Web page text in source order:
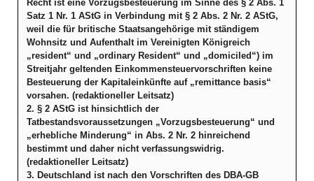
Recht ist eine Vorzugsbesteuerung im Sinne des § 2 Abs. 1
Satz 1 Nr. 1 AStG in Verbindung mit § 2 Abs. 2 Nr. 2 AStG,
weil die für britische Staatsangehörige mit ständigem
Wohnsitz und Aufenthalt im Vereinigten Königreich
„resident“ und „ordinary Resident“ und „domiciled“) im
Streitjahr geltenden Einkommensteuervorschriften keine
Besteuerung der Kapitaleinkünfte auf „remittance basis“
vorsahen. (redaktioneller Leitsatz)
2. § 2 AStG ist hinsichtlich der
Tatbestandsvoraussetzungen „Vorzugsbesteuerung“ und
„erhebliche Minderung“ in Abs. 2 Nr. 2 hinreichend
bestimmt und daher nicht verfassungswidrig.
(redaktioneller Leitsatz)
3. Deutschland ist nach den Vorschriften des DBA-GB